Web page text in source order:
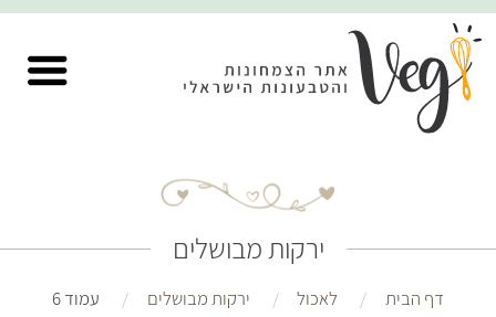
ירקות מבושלים
דף הבית לאכול ירקות מבושלים עמוד 6